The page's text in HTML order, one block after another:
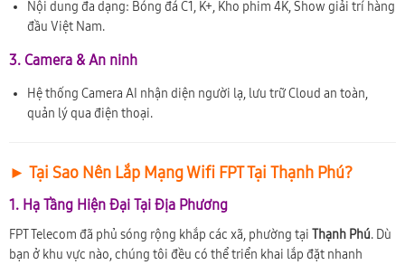
Nội dung đa dạng: Bóng đá C1, K+, Kho phim 4K, Show giải trí hàng
đầu Việt Nam.
3. Camera & An ninh
Hệ thống Camera AI nhận diện người lạ, lưu trữ Cloud an toàn,
quản lý qua điện thoại.
► Tại Sao Nên Lắp Mạng Wifi FPT Tại Thạnh Phú?
1. Hạ Tầng Hiện Đại Tại Địa Phương
FPT Telecom đã phủ sóng rộng khắp các xã, phường tại Thạnh Phú. Dù
bạn ở khu vực nào, chúng tôi đều có thể triển khai lắp đặt nhanh